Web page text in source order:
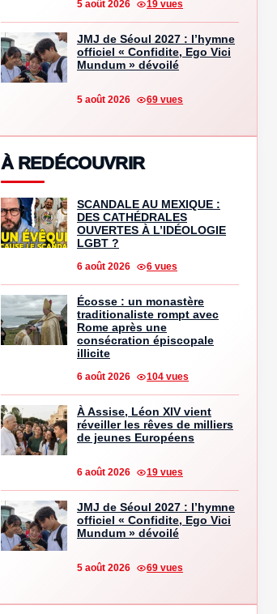
5 août 2026 19 vues
JMJ de Séoul 2027 : l’hymne
officiel « Confidite, Ego Vici
Mundum » dévoilé
5 août 2026 69 vues
À REDÉCOUVRIR
SCANDALE AU MEXIQUE :
DES CATHÉDRALES
OUVERTES À L’IDÉOLOGIE
LGBT ?
6 août 2026 6 vues
Écosse : un monastère
traditionaliste rompt avec
Rome après une
consécration épiscopale
illicite
6 août 2026 104 vues
À Assise, Léon XIV vient
réveiller les rêves de milliers
de jeunes Européens
6 août 2026 19 vues
JMJ de Séoul 2027 : l’hymne
officiel « Confidite, Ego Vici
Mundum » dévoilé
5 août 2026 69 vues